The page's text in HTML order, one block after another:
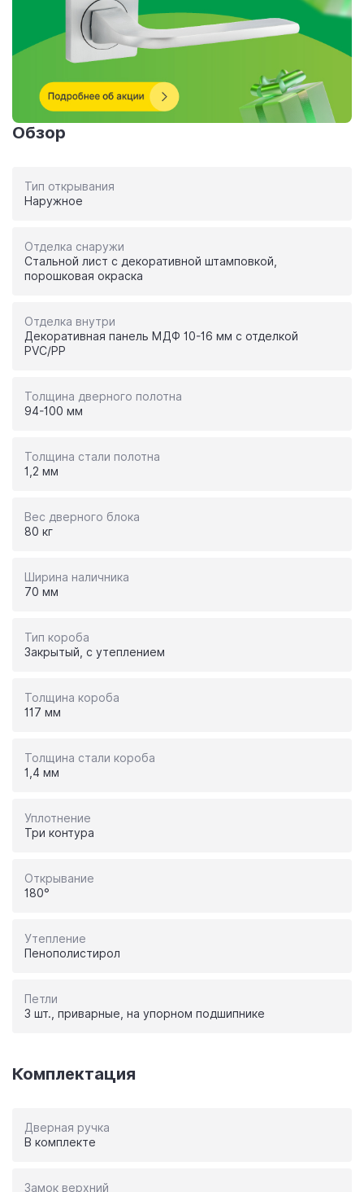
Обзор
Тип открывания
Наружное
Отделка снаружи
Стальной лист с декоративной штамповкой,
порошковая окраска
Отделка внутри
Декоративная панель МДФ 10-16 мм с отделкой
PVC/PP
Толщина дверного полотна
94-100 мм
Толщина стали полотна
1,2 мм
Вес дверного блока
80 кг
Ширина наличника
70 мм
Тип короба
Закрытый, с утеплением
Толщина короба
117 мм
Толщина стали короба
1,4 мм
Уплотнение
Три контура
Открывание
180°
Утепление
Пенополистирол
Петли
3 шт., приварные, на упорном подшипнике
Комплектация
Дверная ручка
В комплекте
Замок верхний